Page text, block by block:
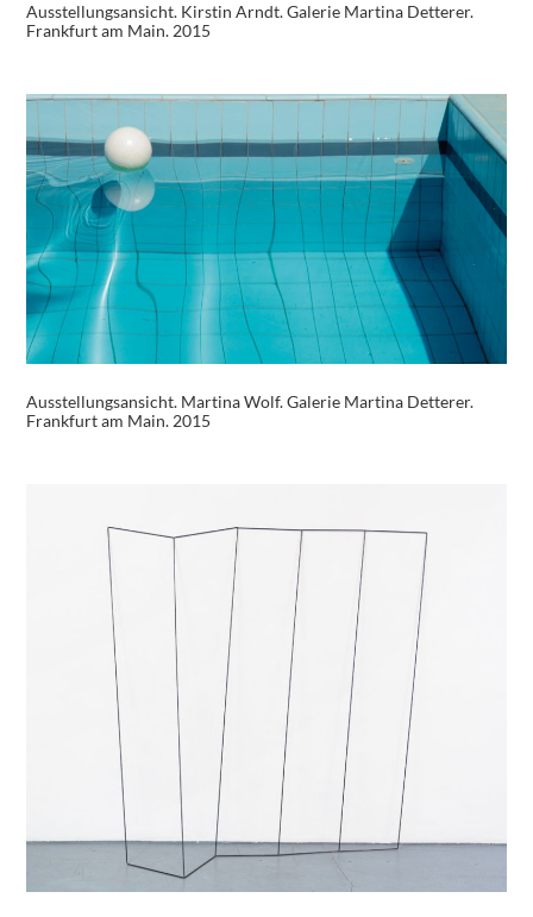
Ausstellungsansicht. Kirstin Arndt. Galerie Martina Detterer.
Frankfurt am Main. 2015
Ausstellungsansicht. Martina Wolf. Galerie Martina Detterer.
Frankfurt am Main. 2015